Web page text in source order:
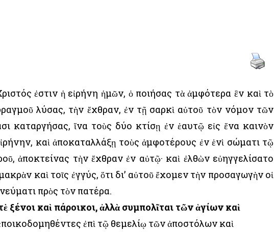
ἐστιν ἡ εἰρήνη ἡμῶν, ὁ ποιήσας τὰ ἀμφότερα ἓν καὶ τὸ
λύσας, τὴν ἔχθραν, ἐν τῇ σαρκὶ αὐτοῦ τὸν νόμον τῶν
καταργήσας, ἵνα τοὺς δύο κτίσῃ ἐν ἑαυτῷ εἰς ἕνα καινὸν
καὶ ἀποκαταλλάξῃ τοὺς ἀμφοτέρους ἐν ἑνὶ σώματι τῷ
ἀποκτείνας τὴν ἔχθραν ἐν αὐτῷ· καὶ ἐλθὼν εὐηγγελίσατο
καὶ τοῖς ἐγγύς, ὅτι δι’ αὐτοῦ ἔχομεν τὴν προσαγωγὴν οἱ
πρὸς τὸν πατέρα.
ξένοι καὶ πάροικοι, ἀλλὰ συμπολῖται τῶν ἁγίων καὶ
ἐπὶ τῷ θεμελίῳ τῶν ἀποστόλων καὶ